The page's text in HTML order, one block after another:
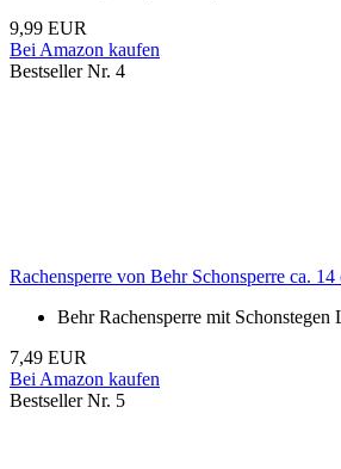
9,99 EUR
Bei Amazon kaufen
Bestseller Nr. 4
Rachensperre von Behr Schonsperre ca. 14
Behr Rachensperre mit Schonstegen
7,49 EUR
Bei Amazon kaufen
Bestseller Nr. 5